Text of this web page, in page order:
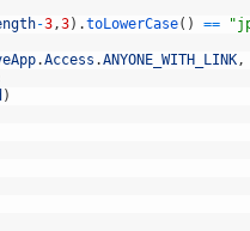
-3,3) .toLowerCase( ) ==
.Access .ANYONE_WITH_LINK,
)